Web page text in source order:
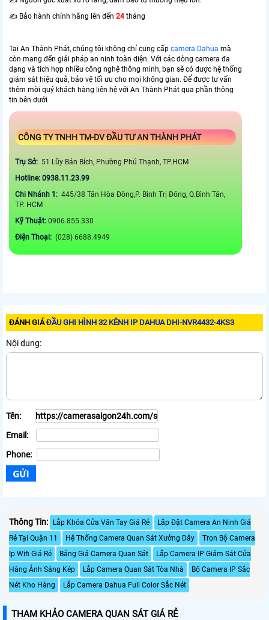
✍️ Bảo hành chính hãng lên đến 24 tháng
Tại An Thành Phát, chúng tôi không chỉ cung cấp camera Dahua mà
còn mang đến giải pháp an ninh toàn diện. Với các dòng camera đa
dạng và tích hợp nhiều công nghệ thông minh, bạn sẽ có được hệ thống
giám sát hiệu quả, bảo vệ tối ưu cho mọi không gian. Để được tư vấn
thêm mời quý khách hàng liên hệ với An Thành Phát qua phần thông
tin bên dưới
CÔNG TY TNHH TM-DV ĐẦU TƯ AN THÀNH PHÁT
Trụ Sở: 51 Lũy Bán Bích, Phường Phú Thạnh, TP.HCM
Hotline: 0938.11.23.99
Chi Nhánh 1: 445/38 Tân Hòa Đông,P. Bình Trị Đông, Q.Bình Tân,
TP. HCM
Kỹ Thuật: 0906.855.330
Điện Thoại: (028) 6688.4949
ĐÁNH GIÁĐẦU GHI HÌNH 32 KÊNH IP DAHUA DHI-NVR4432-4KS3
Nội dung:
Tên:
Email:
Phone:
Thông Tin: Lắp Khóa Cửa Vân Tay Giá Rẻ
Lắp Đặt Camera An Ninh Giá
Rẻ Tại Quận 11
Hệ Thống Camera Quan Sát Xưởng Dây
Trọn Bộ Camera
Ip Wifi Giá Rẻ
Bảng Giá Camera Quan Sát
Lắp Camera IP Giám Sát Cửa
Hàng Ánh Sáng Kép
Lắp Camera Quan Sát Tòa Nhà
Bộ Camera IP Sắc
Nét Kho Hàng
Lắp Camera Dahua Full Color Sắc Nét
THAM KHẢO CAMERA QUAN SÁT GIÁ RẺ